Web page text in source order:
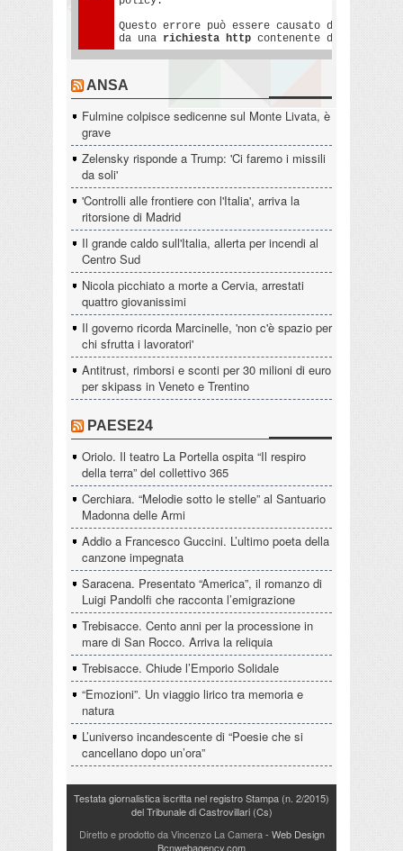
ANSA
Fulmine colpisce sedicenne sul Monte Livata, è
grave
Zelensky risponde a Trump: 'Ci faremo i missili
da soli'
'Controlli alle frontiere con l'Italia', arriva la
ritorsione di Madrid
Il grande caldo sull'Italia, allerta per incendi al
Centro Sud
Nicola picchiato a morte a Cervia, arrestati
quattro giovanissimi
Il governo ricorda Marcinelle, 'non c'è spazio per
chi sfrutta i lavoratori'
Antitrust, rimborsi e sconti per 30 milioni di euro
per skipass in Veneto e Trentino
PAESE24
Oriolo. Il teatro La Portella ospita “Il respiro
della terra” del collettivo 365
Cerchiara. “Melodie sotto le stelle” al Santuario
Madonna delle Armi
Addio a Francesco Guccini. L’ultimo poeta della
canzone impegnata
Saracena. Presentato “America”, il romanzo di
Luigi Pandolfi che racconta l’emigrazione
Trebisacce. Cento anni per la processione in
mare di San Rocco. Arriva la reliquia
Trebisacce. Chiude l’Emporio Solidale
“Emozioni”. Un viaggio lirico tra memoria e
natura
L’universo incandescente di “Poesie che si
cancellano dopo un’ora”
Testata giornalistica iscritta nel registro Stampa (n. 2/2015)
del Tribunale di Castrovillari (Cs)
Diretto e prodotto da Vincenzo La Camera- Web Design
Bcnwebagency.com